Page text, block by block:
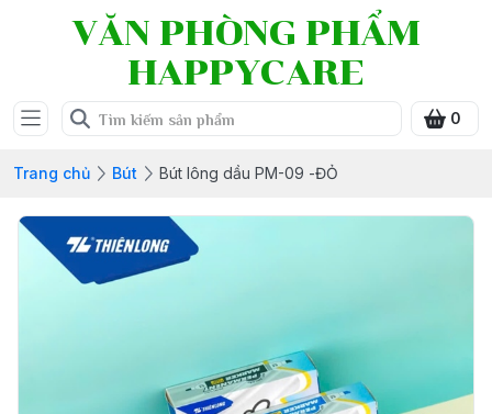
VĂN PHÒNG PHẨM
HAPPYCARE
0
Trang chủ Bút Bút lông dầu PM-09 -ĐỎ